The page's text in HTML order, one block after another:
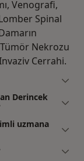
Venografi,
Spinal
Nekrozu
Cerrahi.
Derincek
uzmana